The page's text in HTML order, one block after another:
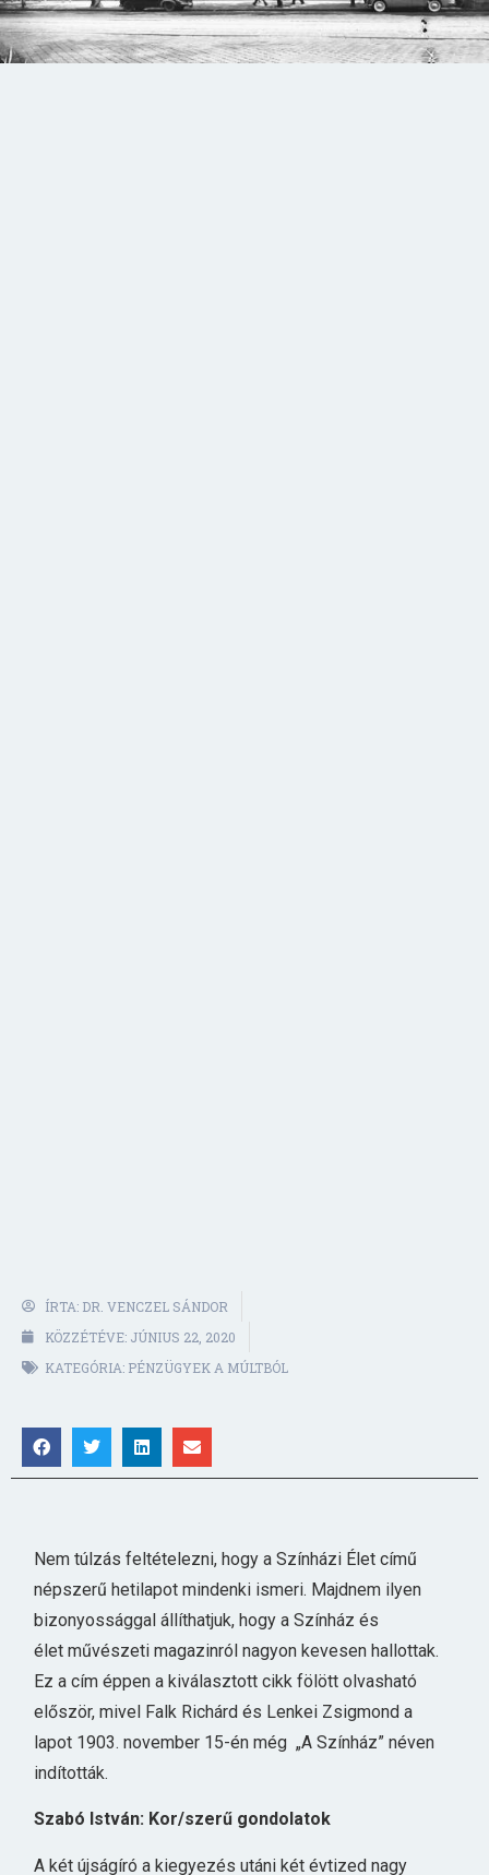
ÍRTA: DR. VENCZEL SÁNDOR
KÖZZÉTÉVE: JÚNIUS 22, 2020
KATEGÓRIA: PÉNZÜGYEK A MÚLTBÓL
Nem túlzás feltételezni, hogy a Színházi Élet című
népszerű hetilapot mindenki ismeri. Majdnem ilyen
bizonyossággal állíthatjuk, hogy a Színház és
élet művészeti magazinról nagyon kevesen hallottak.
Ez a cím éppen a kiválasztott cikk fölött olvasható
először, mivel Falk Richárd és Lenkei Zsigmond a
lapot 1903. november 15-én még „A Színház” néven
indították.
Szabó István: Kor/szerű gondolatok
A két újságíró a kiegyezés utáni két évtized nagy